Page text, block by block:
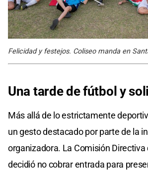
Felicidad y festejos. Coliseo manda en
Una tarde de fútbol y
Más allá de lo estrictamente
un gesto destacado por parte de la
organizadora. La Comisión Directiva
decidió no cobrar entrada para